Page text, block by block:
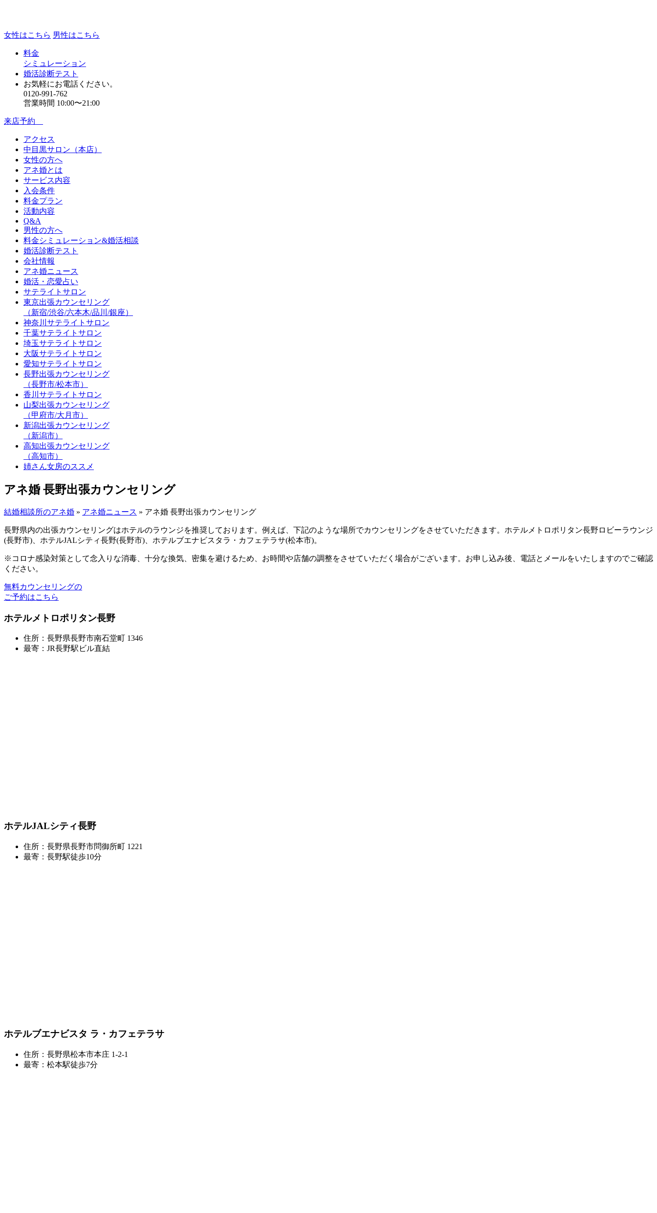
女性はこちら 男性はこちら
料金
シミュレーション
婚活診断テスト
お気軽にお電話ください。
0120-991-762
営業時間 10:00〜21:00
来店予約
アクセス
中目黒サロン（本店）
女性の方へ
アネ婚とは
サービス内容
入会条件
料金プラン
活動内容
Q&A
男性の方へ
料金シミュレーション&婚活相談
婚活診断テスト
会社情報
アネ婚ニュース
婚活・恋愛占い
サテライトサロン
東京出張カウンセリング
（新宿/渋谷/六本木/品川/銀座）
神奈川サテライトサロン
千葉サテライトサロン
埼玉サテライトサロン
大阪サテライトサロン
愛知サテライトサロン
長野出張カウンセリング
（長野市/松本市）
香川サテライトサロン
山梨出張カウンセリング
（甲府市/大月市）
新潟出張カウンセリング
（新潟市）
高知出張カウンセリング
（高知市）
姉さん女房のススメ
アネ婚 長野出張カウンセリング
結婚相談所のアネ婚 » アネ婚ニュース » アネ婚 長野出張カウンセリング
長野県内の出張カウンセリングはホテルのラウンジを推奨しております。例えば、下記のような場所でカウンセリングをさせていただきます。ホテルメトロポリタン長野ロビーラウンジ
(長野市)、ホテルJALシティ長野(長野市)、ホテルブエナビスタラ・カフェテラサ(松本市)。
※コロナ感染対策として念入りな消毒、十分な換気、密集を避けるため、お時間や店舗の調整をさせていただく場合がございます。お申し込み後、電話とメールをいたしますのでご確認
ください。
無料カウンセリングの
ご予約はこちら
ホテルメトロポリタン長野
住所： 長野県長野市南石堂町 1346
最寄： JR長野駅ビル直結
ホテルJALシティ長野
住所：長野県長野市問御所町 1221
最寄：長野駅徒歩10分
ホテルブエナビスタ ラ・カフェテラサ
住所：長野県松本市本庄 1-2-1
最寄：松本駅徒歩7分